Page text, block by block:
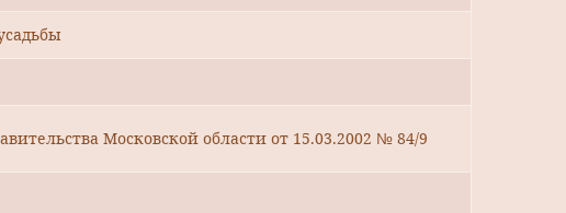
Московской области от 15.03.2002 № 84/9